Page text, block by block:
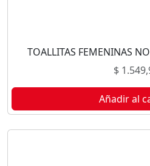
TOALLITAS FEMENINAS
$
Añadir al